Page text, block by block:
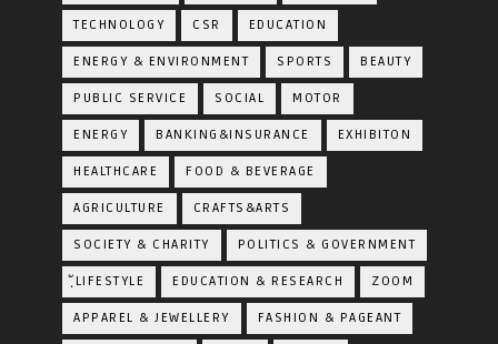
TECHNOLOGY CSR EDUCATION
ENERGY & ENVIRONMENT SPORTS BEAUTY
PUBLIC SERVICE SOCIAL MOTOR
ENERGY BANKING&INSURANCE EXHIBITON
HEALTHCARE FOOD & BEVERAGE
AGRICULTURE CRAFTS&ARTS
SOCIETY & CHARITY POLITICS & GOVERNMENT
ฺัLIFESTYLE EDUCATION & RESEARCH ZOOM
APPAREL & JEWELLERY FASHION & PAGEANT